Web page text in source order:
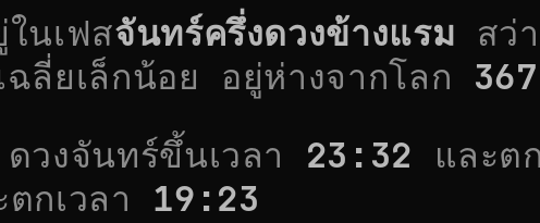
นเฟสจันทร์ครึ่งดวงข้างแรม สว่
ลี่ยเล็กน้อย อยู่ห่างจากโลก
ดวงจันทร์ขึ้นเวลา 23:32 และต
กเวลา 19:23